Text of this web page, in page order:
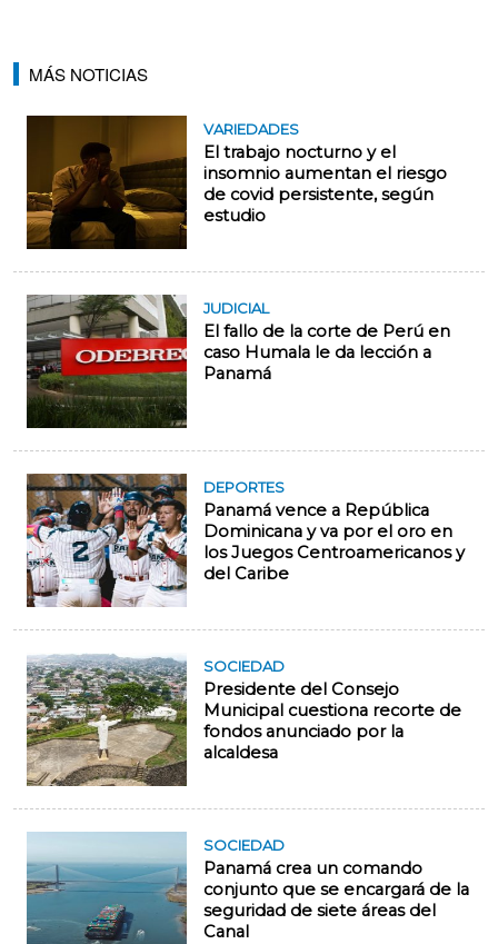
MÁS NOTICIAS
VARIEDADES
El trabajo nocturno y el
insomnio aumentan el riesgo
de covid persistente, según
estudio
JUDICIAL
El fallo de la corte de Perú en
caso Humala le da lección a
Panamá
DEPORTES
Panamá vence a República
Dominicana y va por el oro en
los Juegos Centroamericanos y
del Caribe
SOCIEDAD
Presidente del Consejo
Municipal cuestiona recorte de
fondos anunciado por la
alcaldesa
SOCIEDAD
Panamá crea un comando
conjunto que se encargará de la
seguridad de siete áreas del
Canal